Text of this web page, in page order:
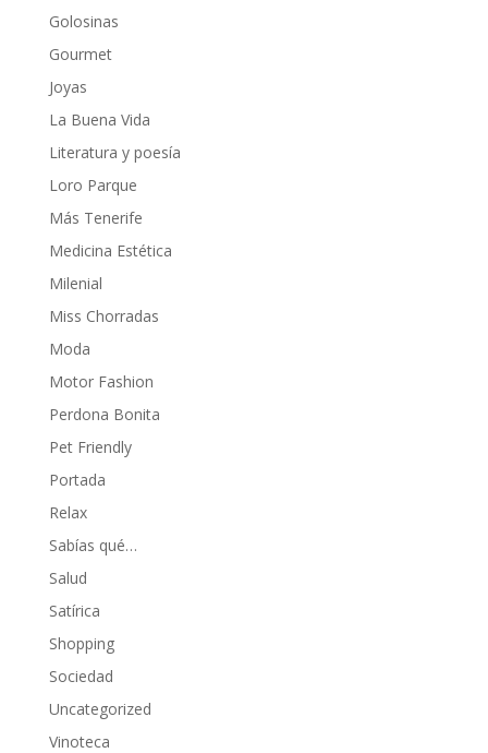
Golosinas
Gourmet
Joyas
La Buena Vida
Literatura y poesía
Loro Parque
Más Tenerife
Medicina Estética
Milenial
Miss Chorradas
Moda
Motor Fashion
Perdona Bonita
Pet Friendly
Portada
Relax
Sabías qué…
Salud
Satírica
Shopping
Sociedad
Uncategorized
Vinoteca